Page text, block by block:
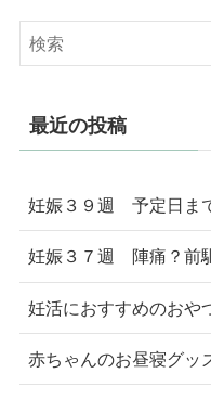
最近の投稿
妊娠３９週 予定日ま
妊娠３７週 陣痛？前
妊活におすすめのおや
赤ちゃんのお昼寝グッ